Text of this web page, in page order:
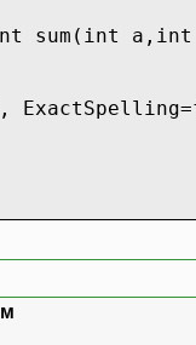
его хэндлу
1, 0));
= (A:(97, 1, 0));
sum(int